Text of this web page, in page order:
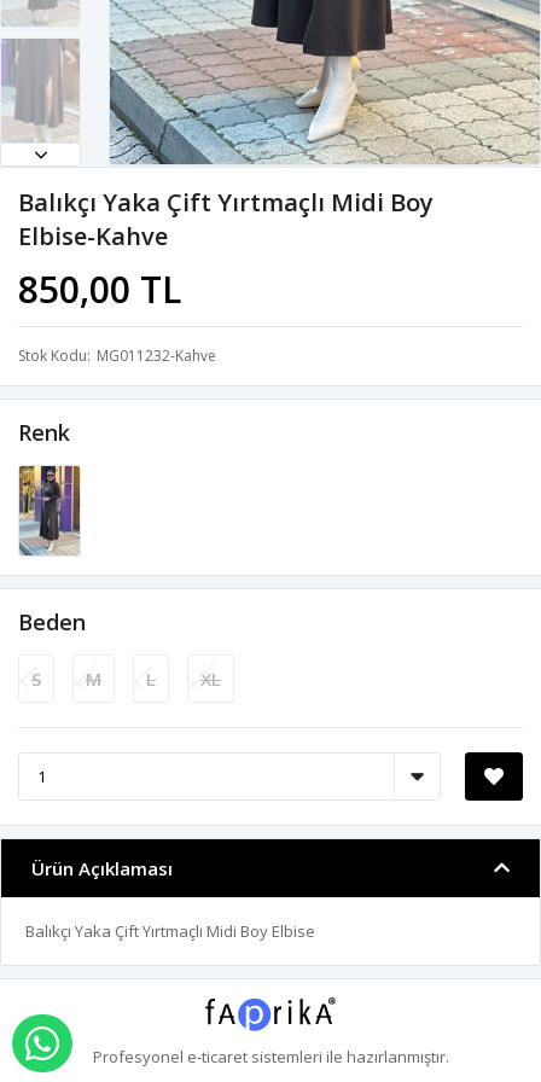
Balıkçı Yaka Çift Yırtmaçlı Midi Boy
Elbise-Kahve
850,00 TL
Stok Kodu MG011232-Kahve
Renk
Beden
S M L XL
Ürün Açıklaması
Balıkçı Yaka Çift Yırtmaçlı Midi Boy Elbise
Profesyonel e-ticaretsistemleri ile hazırlanmıştır.